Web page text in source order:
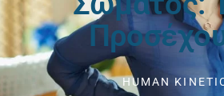
HUMAN